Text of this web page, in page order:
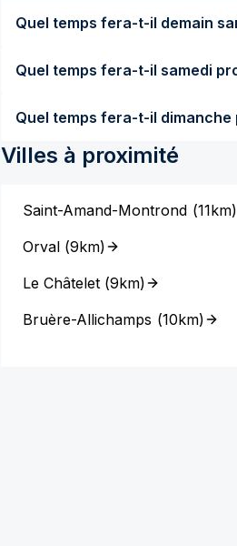
Villes à proximité
Saint-Amand-Montrond (11km)
Orval (9km)
Le Châtelet (9km)
Bruère-Allichamps (10km)